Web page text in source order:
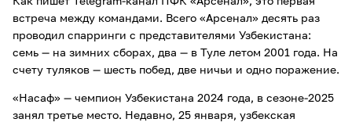
встреча между командами. Всего «Арсенал» десять раз
проводил спарринги с представителями Узбекистана:
семь — на зимних сборах, два — в Туле летом 2001 года. На
счету туляков — шесть побед, две ничьи и одно поражение.
«Насаф» — чемпион Узбекистана 2024 года, в сезоне-2025
занял третье место. Недавно, 25 января, узбекская